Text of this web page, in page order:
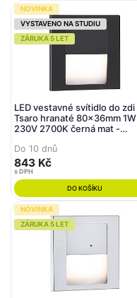
NOVINKA
VYSTAVENO NA STUDIU
ZÁRUKA 5 LET
LED vestavné svítidlo do zdi
Tsaro hranaté 80x36mm 1W
230V 2700K černá mat -
Do 10 dnů
843 Kč
s DPH
DO KOŠÍKU
NOVINKA
ZÁRUKA 5 LET